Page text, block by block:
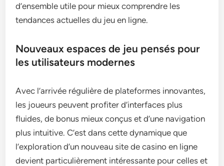
d’ensemble utile pour mieux comprendre les
tendances actuelles du jeu en ligne.
Nouveaux espaces de jeu pensés pour
les utilisateurs modernes
Avec l’arrivée régulière de plateformes innovantes,
les joueurs peuvent profiter d’interfaces plus
fluides, de bonus mieux conçus et d’une navigation
plus intuitive. C’est dans cette dynamique que
l’exploration d’un nouveau site de casino en ligne
devient particulièrement intéressante pour celles et